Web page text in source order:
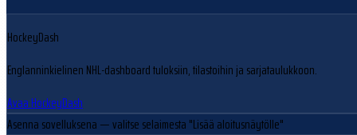
HockeyDash
Englanninkielinen NHL-dashboard tuloksiin, tilastoihin ja sarjataulukkoon.
Avaa HockeyDash
Asenna sovelluksena — valitse selaimesta "Lisää aloitusnäytölle"